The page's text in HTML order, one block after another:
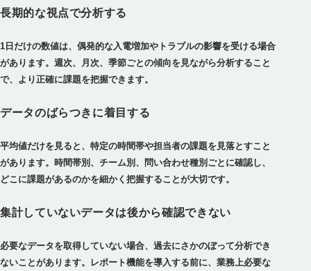
長期的な視点で分析する
1日だけの数値は、偶発的な入電増加やトラブルの影響を受ける場合
があります。週次、月次、季節ごとの傾向を見ながら分析すること
で、より正確に課題を把握できます。
データのばらつきに着目する
平均値だけを見ると、特定の時間帯や担当者の課題を見落とすこと
があります。時間帯別、チーム別、問い合わせ種別ごとに確認し、
どこに課題があるのかを細かく把握することが大切です。
集計していないデータは後から確認できない
必要なデータを取得していない場合、過去にさかのぼって分析でき
ないことがあります。レポート機能を導入する前に、業務上必要な